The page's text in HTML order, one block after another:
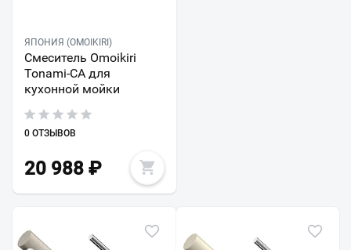
ЯПОНИЯ (OMOIKIRI)
Смеситель Omoikiri
Tonami-CA для
кухонной мойки
0 ОТЗЫВОВ
20 988 ₽